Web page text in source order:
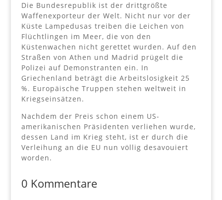
Die Bundesrepublik ist der drittgrößte
Waffenexporteur der Welt. Nicht nur vor der
Küste Lampedusas treiben die Leichen von
Flüchtlingen im Meer, die von den
Küstenwachen nicht gerettet wurden. Auf den
Straßen von Athen und Madrid prügelt die
Polizei auf Demonstranten ein. In
Griechenland beträgt die Arbeitslosigkeit 25
%. Europäische Truppen stehen weltweit in
Kriegseinsätzen.
Nachdem der Preis schon einem US-
amerikanischen Präsidenten verliehen wurde,
dessen Land im Krieg steht, ist er durch die
Verleihung an die EU nun völlig desavouiert
worden.
0 Kommentare